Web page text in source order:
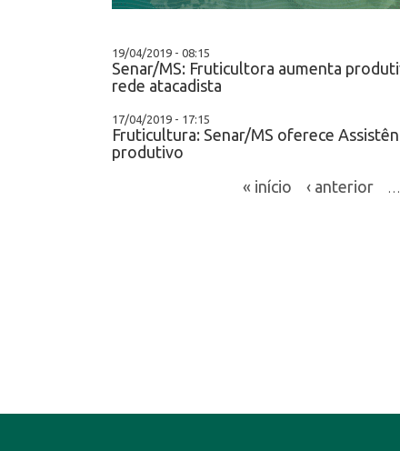
19/04/2019 - 08:15
Senar/MS: Fruticultora aumenta
rede atacadista
17/04/2019 - 17:15
Fruticultura: Senar/MS oferece
produtivo
« início
‹ anterior